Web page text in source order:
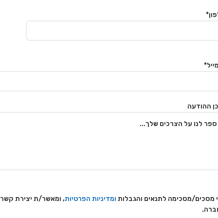
ההודעה
מסכים/מסכימה לתנאים והגבלות ומדיניות הפרטיות, ומאשר/ת יצירת